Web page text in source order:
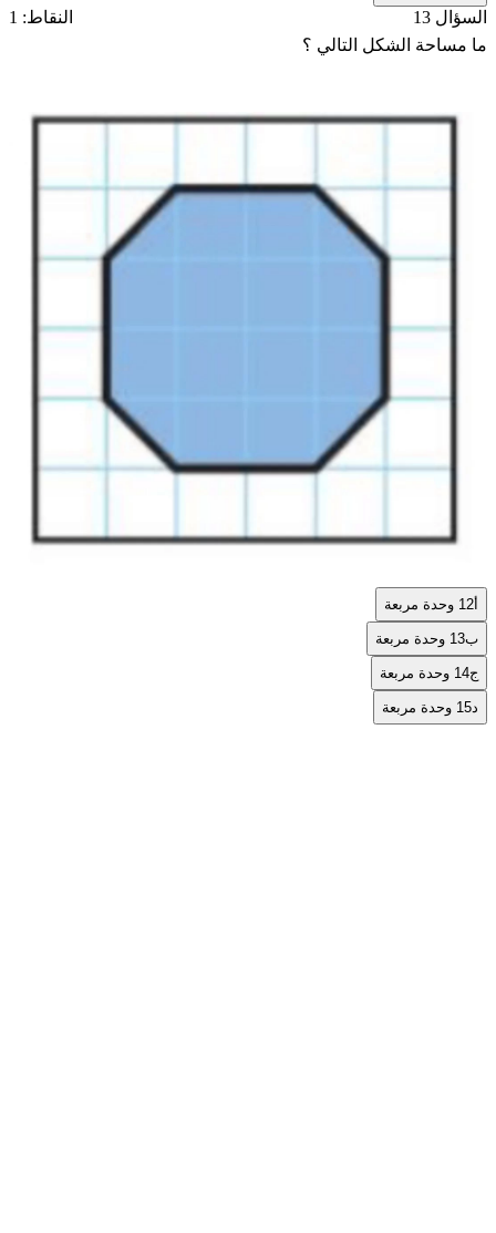
السؤال 13
النقاط: 1
ما مساحة الشكل التالي ؟
12 وحدة مربعة
ب13 وحدة مربعة
ج14 وحدة مربعة
15 وحدة مربعة